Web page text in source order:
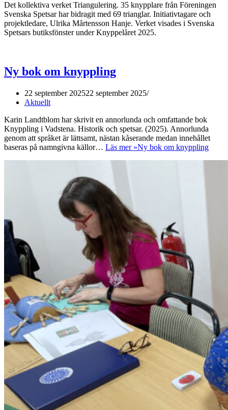
Det kollektiva verket Triangulering. 35 knypplare från Föreningen
Svenska Spetsar har bidragit med 69 trianglar. Initiativtagare och
projektledare, Ulrika Mårtensson Hanje. Verket visades i Svenska
Spetsars butiksfönster under Knyppelåret 2025.
Ny bok om knyppling
22 september 202522 september 2025
Aktuellt
Karin Landtblom har skrivit en annorlunda och omfattande bok
Knyppling i Vadstena. Historik och spetsar. (2025). Annorlunda
genom att språket är lättsamt, nästan kåserande medan innehållet
baseras på namngivna källor… Läs mer »Ny bok om knyppling